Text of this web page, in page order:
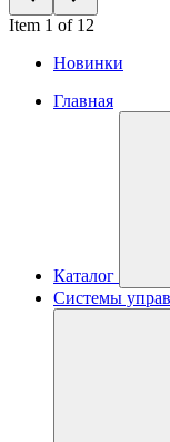
Item 1 of 12
Новинки
Главная
Каталог
Системы